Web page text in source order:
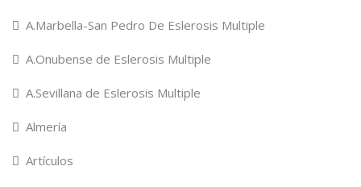
A.Marbella-San Pedro De Eslerosis Multiple
A.Onubense de Eslerosis Multiple
A.Sevillana de Eslerosis Multiple
Almería
Artículos